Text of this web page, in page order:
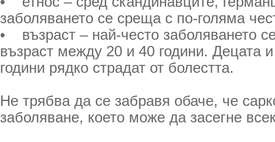
заболяването се среща с по-голяма
• възраст – най-често заболяването
възраст между 20 и 40 години. Децата
години рядко страдат от болестта.
Не трябва да се забравя обаче, че
заболяване, което може да засегне